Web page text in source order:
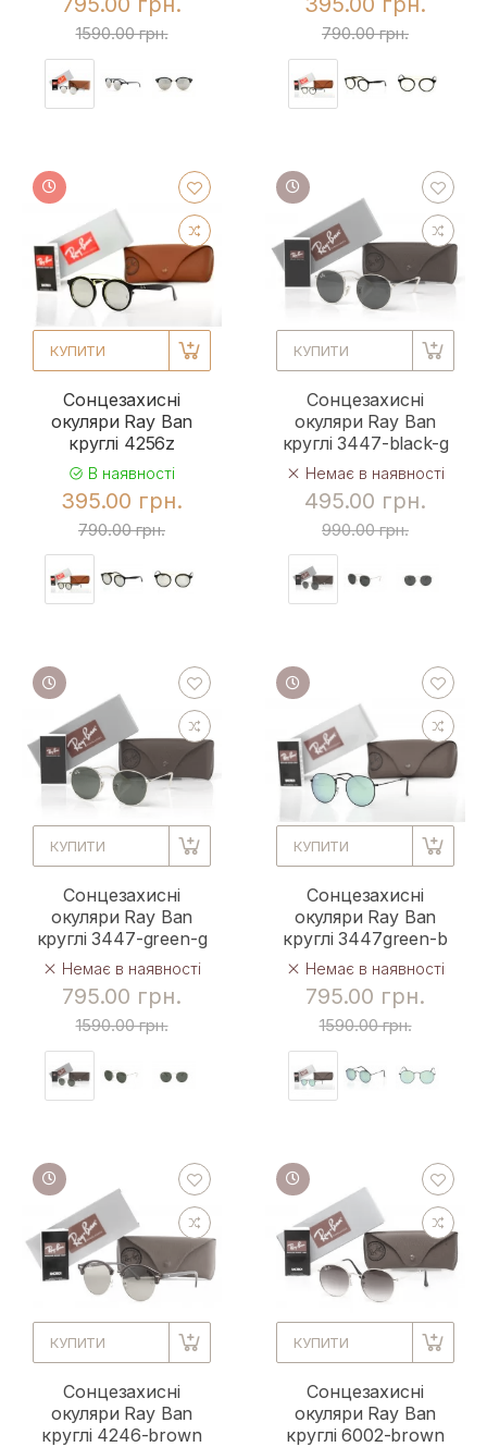
1590.00 грн. 790.00 грн.
КУПИТИ
Сонцезахисні
окуляри Ray Ban
круглі 4256z
В наявності
395.00 грн.
790.00 грн.
КУПИТИ
Сонцезахисні
окуляри Ray Ban
круглі 3447-black-g
Немає в наявності
495.00 грн.
990.00 грн.
КУПИТИ
Сонцезахисні
окуляри Ray Ban
круглі 3447-green-g
Немає в наявності
795.00 грн.
1590.00 грн.
КУПИТИ
Сонцезахисні
окуляри Ray Ban
круглі 3447green-b
Немає в наявності
795.00 грн.
1590.00 грн.
КУПИТИ
Сонцезахисні
окуляри Ray Ban
круглі 4246-brown
КУПИТИ
Сонцезахисні
окуляри Ray Ban
круглі 6002-brown